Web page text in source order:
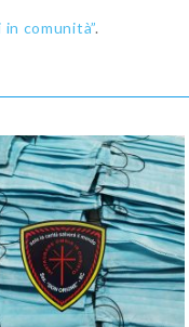
comunità”.